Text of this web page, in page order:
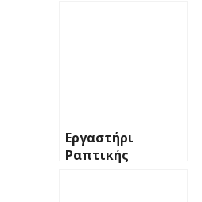
Εργαστήρι
Ραπτικής